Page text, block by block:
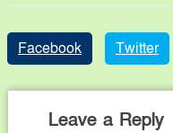
Facebook Twitter
Leave a Reply